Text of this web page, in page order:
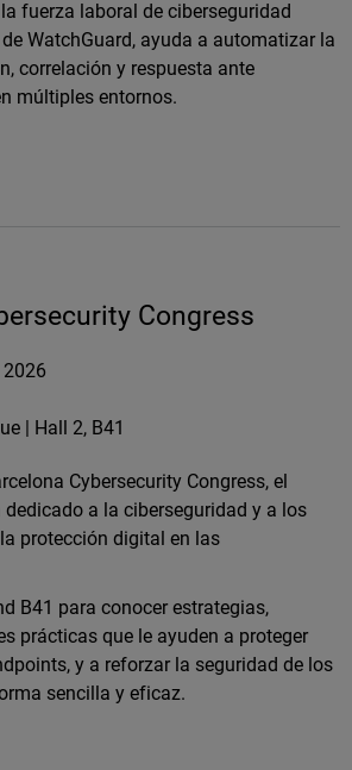
fuerza laboral de ciberseguridad
WatchGuard, ayuda a automatizar la
correlación y respuesta ante
múltiples entornos.
Congress
| Hall 2, B41
Cybersecurity Congress, el
dedicado a la ciberseguridad y a los
protección digital en las
B41 para conocer estrategias,
prácticas que le ayuden a proteger
y a reforzar la seguridad de los
sencilla y eficaz.